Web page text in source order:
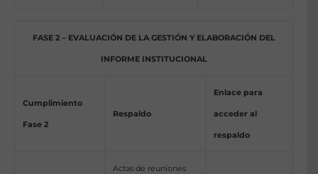
FASE 2 – EVALUACIÓN DE LA GESTIÓN Y ELABORACIÓN DEL
INFORME INSTITUCIONAL
Cumplimiento
Fase 2
Respaldo
Enlace para
acceder al
respaldo
Actas de reuniones